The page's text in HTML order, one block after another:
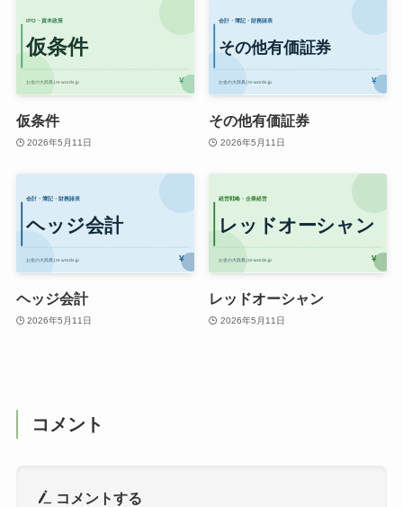
仮条件
2026年5月11日
その他有価証券
2026年5月11日
ヘッジ会計
2026年5月11日
レッドオーシャン
2026年5月11日
コメント
コメントする